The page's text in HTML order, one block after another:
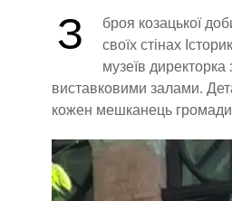
З
броя козацької
своїх стінах
музеїв
виставковими залами.
кожен мешканець громади